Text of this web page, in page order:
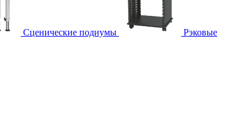
Сценические подиумы Рэковые